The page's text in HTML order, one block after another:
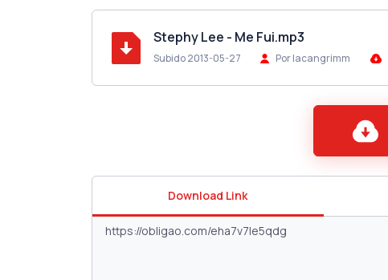
Stephy Lee - Me Fui.mp3
Subido 2013-05-27 Por lacangrimm
Download Link